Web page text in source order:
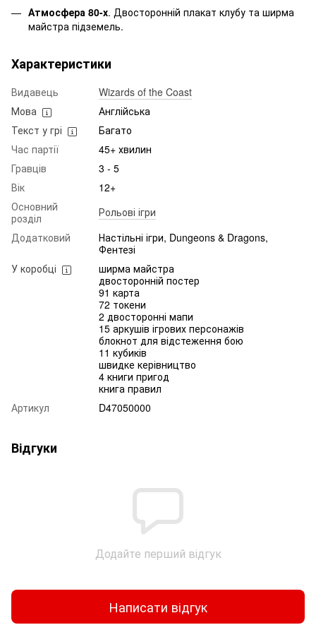
Атмосфера 80-х. Двосторонній плакат клубу та ширма
майстра підземель.
Характеристики
Видавець
Wizards of the Coast
Мова
Англійська
Текст у грі
Багато
Час партії
45+ хвилин
Гравців
3 - 5
Вік
12+
Основний
розділ
Рольові ігри
Додатковий
Настільні ігри, Dungeons & Dragons,
Фентезі
У коробці
ширма майстра
двосторонній постер
91 карта
72 токени
2 двосторонні мапи
15 аркушів ігрових персонажів
блокнот для відстеження бою
11 кубиків
швидке керівництво
4 книги пригод
книга правил
Артикул
D47050000
Відгуки
Додайте перший відгук
Написати відгук